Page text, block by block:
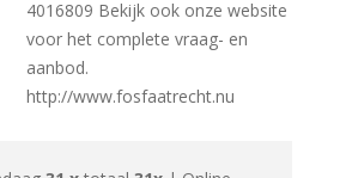
4016809 Bekijk ook onze website
voor het complete vraag- en
aanbod.
http://www.fosfaatrecht.nu